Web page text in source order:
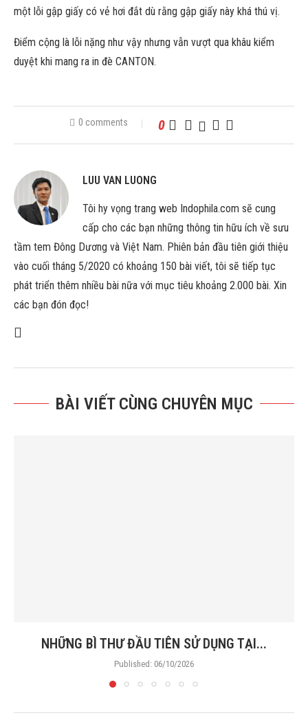
một lỗi gập giấy có vẻ hơi đắt dù rằng gập giấy này khá thú vị.
Điểm cộng là lỗi nặng như vậy nhưng vẫn vượt qua khâu kiểm
duyệt khi mang ra in đè CANTON.
0 comments 0
LUU VAN LUONG
Tôi hy vọng trang web Indophila.com sẽ cung
cấp cho các bạn những thông tin hữu ích về sưu
tầm tem Đông Dương và Việt Nam. Phiên bản đầu tiên giới thiệu
vào cuối tháng 5/2020 có khoảng 150 bài viết, tôi sẽ tiếp tục
phát triển thêm nhiều bài nữa với mục tiêu khoảng 2.000 bài. Xin
các bạn đón đọc!
BÀI VIẾT CÙNG CHUYÊN MỤC
NHỮNG BÌ THƯ ĐẦU TIÊN SỬ DỤNG TẠI...
Published: 06/10/2026